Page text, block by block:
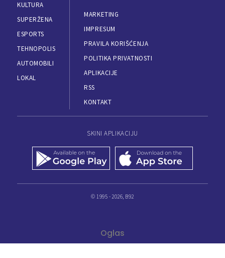
KULTURA
SUPERŽENA
ESPORTS
TEHNOPOLIS
AUTOMOBILI
LOKAL
MARKETING
IMPRESUM
PRAVILA KORIŠĆENJA
POLITIKA PRIVATNOSTI
APLIKACIJE
RSS
KONTAKT
SKINI APLIKACIJU
© 1995 - 2026, B92